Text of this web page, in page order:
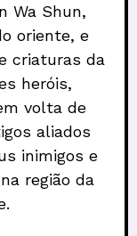
Wa Shun,
oriente, e
criaturas da
heróis,
volta de
aliados
inimigos e
região da